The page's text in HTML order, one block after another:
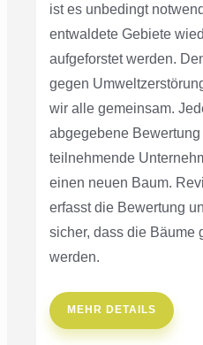
ist es unbedingt
entwaldete Gebiete
aufgeforstet werden.
gegen
wir alle gemeinsam.
abgegebene Bewertung
teilnehmende
einen neuen Baum.
erfasst die Bewertung
sicher, dass die Bäume
werden.
MEHR DETAILS